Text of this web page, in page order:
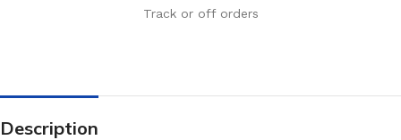
Track or off orders
Description